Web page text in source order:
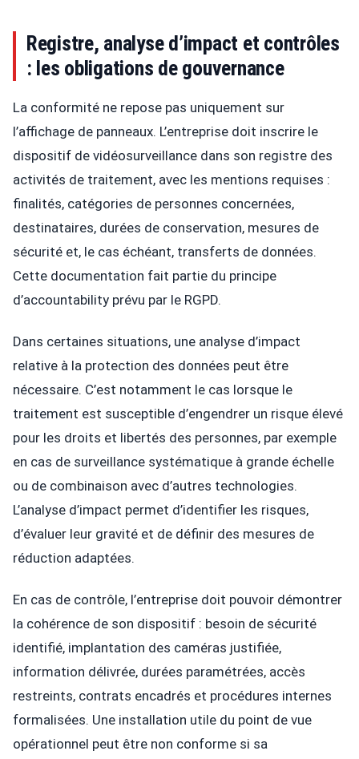
Registre, analyse d’impact et contrôles
: les obligations de gouvernance
La conformité ne repose pas uniquement sur
l’affichage de panneaux. L’entreprise doit inscrire le
dispositif de vidéosurveillance dans son registre des
activités de traitement, avec les mentions requises :
finalités, catégories de personnes concernées,
destinataires, durées de conservation, mesures de
sécurité et, le cas échéant, transferts de données.
Cette documentation fait partie du principe
d’accountability prévu par le RGPD.
Dans certaines situations, une analyse d’impact
relative à la protection des données peut être
nécessaire. C’est notamment le cas lorsque le
traitement est susceptible d’engendrer un risque élevé
pour les droits et libertés des personnes, par exemple
en cas de surveillance systématique à grande échelle
ou de combinaison avec d’autres technologies.
L’analyse d’impact permet d’identifier les risques,
d’évaluer leur gravité et de définir des mesures de
réduction adaptées.
En cas de contrôle, l’entreprise doit pouvoir démontrer
la cohérence de son dispositif : besoin de sécurité
identifié, implantation des caméras justifiée,
information délivrée, durées paramétrées, accès
restreints, contrats encadrés et procédures internes
formalisées. Une installation utile du point de vue
opérationnel peut être non conforme si sa